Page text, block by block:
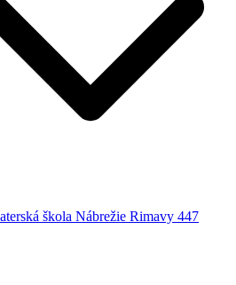
škola Nábrežie Rimavy 447